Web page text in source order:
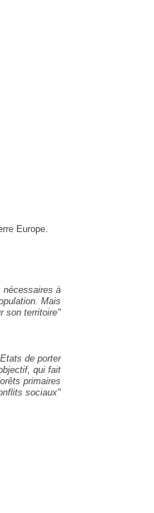
Europe.
nécessaires à
Mais
son territoire"
de porter
qui fait
primaires
sociaux"